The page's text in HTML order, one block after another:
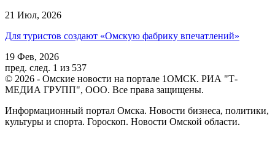
21 Июл, 2026
Для туристов создают «Омскую фабрику впечатлений»
19 Фев, 2026
пред. след. 1 из 537
© 2026 - Омские новости на портале 1ОМСК. РИА "Т-
МЕДИА ГРУПП", ООО. Все права защищены.
Информационный портал Омска. Новости бизнеса, политики,
культуры и спорта. Гороскоп. Новости Омской области.